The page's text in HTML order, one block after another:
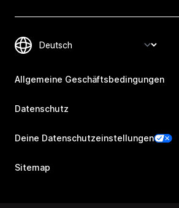
Allgemeine Geschäftsbedingungen
Datenschutz
Deine Datenschutzeinstellungen
Sitemap